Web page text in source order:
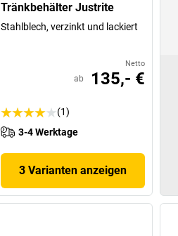
Tränkbehälter Justrite
Stahlblech, verzinkt und lackiert
Netto
ab 135,- €
(1)
3-4 Werktage
3 Varianten anzeigen